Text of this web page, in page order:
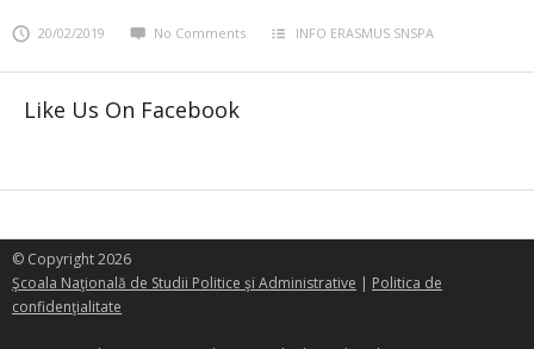
20/02/2019 No Comments INFO ERASMUS SNSPA
Like Us On Facebook
© Copyright 2026
Şcoala Naţională de Studii Politice şi Administrative | Politica de
confidenţialitate